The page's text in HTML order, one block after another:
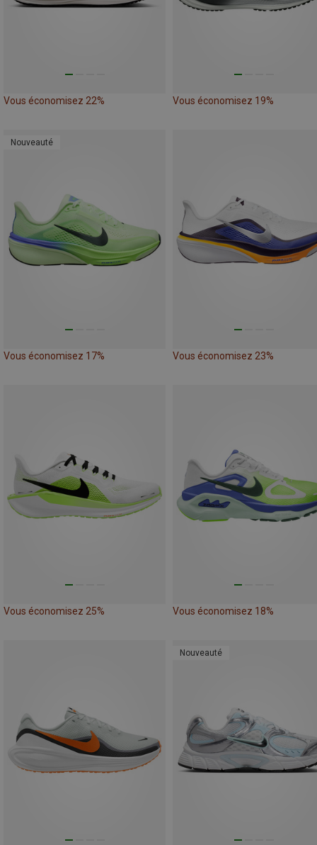
Vous économisez 22% Vous économisez 19%
Nouveauté
Vous économisez 17% Vous économisez 23%
Vous économisez 25% Vous économisez 18%
Nouveauté